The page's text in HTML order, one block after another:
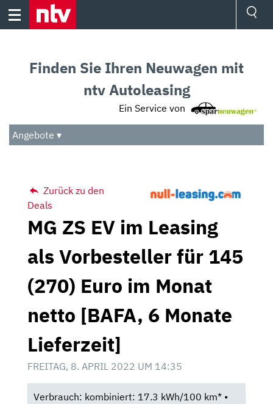
Skip
Audio
Das Beste
Finden Sie Ihren Neuwagen mit
ntv Autoleasing
Ein Service von
Angebote ▾
Zurück zu den
Deals
MG ZS EV im Leasing
als Vorbesteller für 145
(270) Euro im Monat
netto [BAFA, 6 Monate
Lieferzeit]
FREITAG, 8. APRIL 2022 UM 14:35
Verbrauch: kombiniert: 17.3 kWh/100 km* •